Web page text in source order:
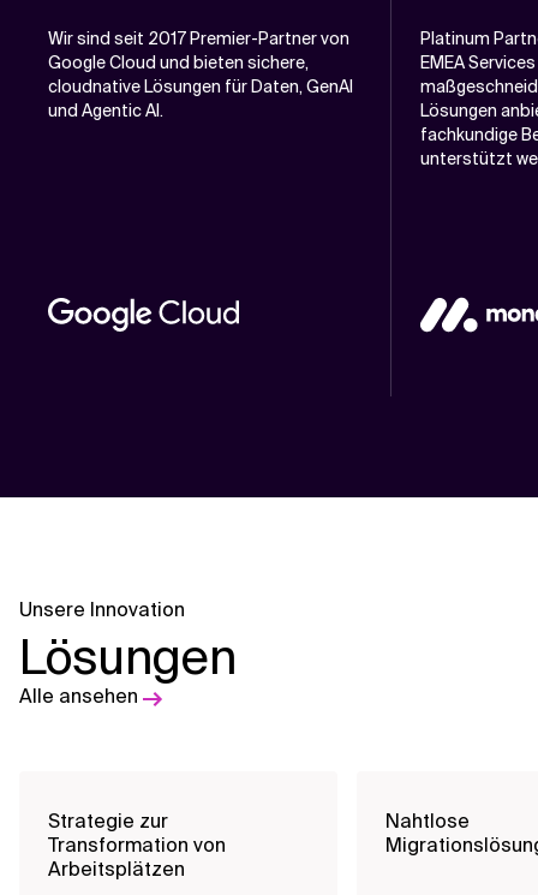
Wir sind seit 2017 Premier-Partner von
Google Cloud und bieten sichere,
cloudnative Lösungen für Daten, GenAI
und Agentic AI.
Platinum
EMEA
Lösungen
fachkundige
unterstützt
Unsere Innovation
Lösungen
Alle ansehen
Strategie zur
Transformation von
Arbeitsplätzen
Nahtlose